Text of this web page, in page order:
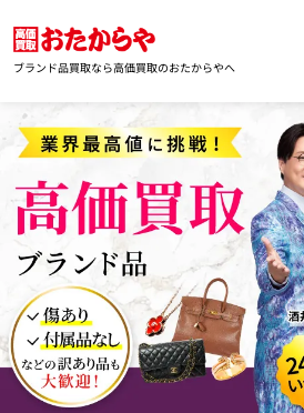
ブランド品買取なら高価買取のおたからやへ